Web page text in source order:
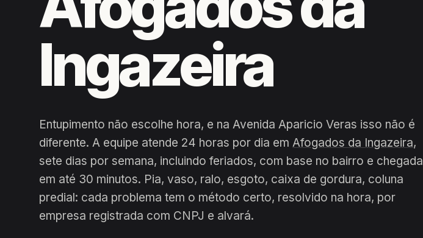
Ingazeira
Entupimento não escolhe hora, e na Avenida Aparicio Veras isso não é
diferente. A equipe atende 24 horas por dia em Afogados da Ingazeira,
sete dias por semana, incluindo feriados, com base no bairro e chegada
em até 30 minutos. Pia, vaso, ralo, esgoto, caixa de gordura, coluna
predial: cada problema tem o método certo, resolvido na hora, por
empresa registrada com CNPJ e alvará.